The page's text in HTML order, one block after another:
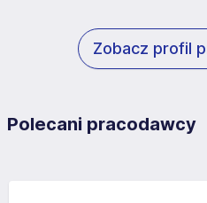
Zobacz profil
Polecani pracodawcy